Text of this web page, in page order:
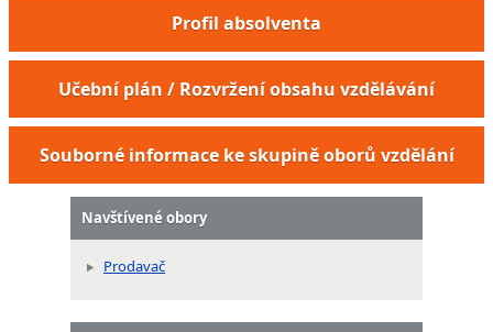
Profil absolventa
Učební plán / Rozvržení obsahu vzdělávání
Souborné informace ke skupině oborů vzdělání
Navštívené obory
Prodavač